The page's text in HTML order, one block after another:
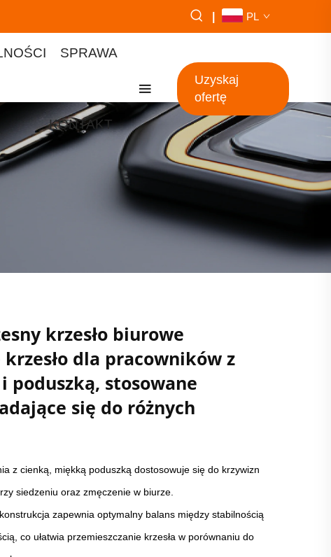
PL
SPRAWA
KONTAKT
Uzyskaj
ofertę
krzesło biurowe
dla pracowników z
poduszką, stosowane
się do różnych
z cienką, miękką poduszką dostosowuje się do krzywizn
siedzeniu oraz zmęczenie w biurze.
zapewnia optymalny balans między stabilnością
co ułatwia przemieszczanie krzesła w porównaniu do